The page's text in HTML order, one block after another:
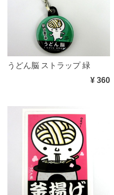
うどん脳 ストラップ 緑
¥ 360